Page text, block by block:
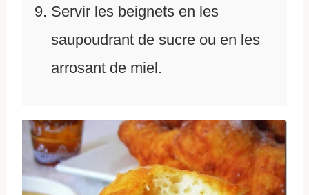
Servir les beignets en les
saupoudrant de sucre ou en les
arrosant de miel.